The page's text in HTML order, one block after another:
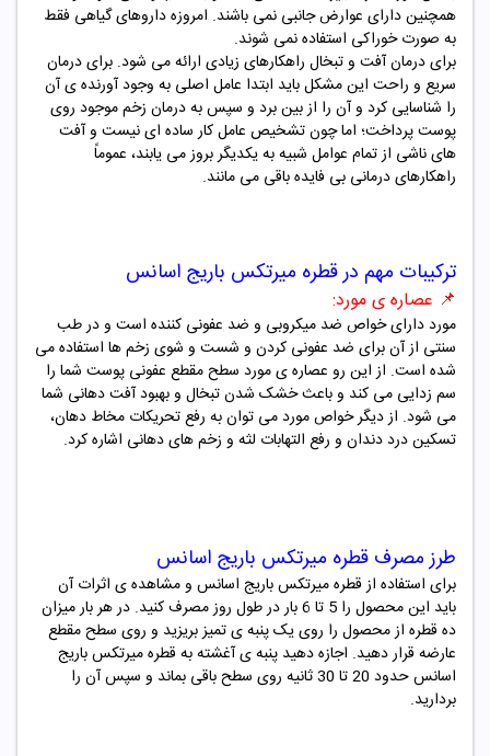
همچنین دارای عوارض جانبی نمی باشند. امروزه داروهای گیاهی فقط
به صورت خوراکی استفاده نمی شوند.
برای درمان آفت و تبخال راهکارهای زیادی ارائه می شود. برای درمان
سریع و راحت این مشکل باید ابتدا عامل اصلی به وجود آورنده ی آن
را شناسایی کرد و آن را از بین برد و سپس به درمان زخم موجود روی
پوست پرداخت؛ اما چون تشخیص عامل کار ساده ای نیست و آفت
های ناشی از تمام عوامل شبیه به یکدیگر بروز می یابند، عموماً
راهکارهای درمانی بی فایده باقی می مانند.
ترکیبات مهم در قطره میرتکس باریج اسانس
📌 عصاره ی مورد:
مورد دارای خواص ضد میکروبی و ضد عفونی کننده است و در طب
سنتی از آن برای ضد عفونی کردن و شست و شوی زخم ها استفاده می
شده است. از این رو عصاره ی مورد سطح مقطع عفونی پوست شما را
سم زدایی می کند و باعث خشک شدن تبخال و بهبود آفت دهانی شما
می شود. از دیگر خواص مورد می توان به رفع تحریکات مخاط دهان،
تسکین درد دندان و رفع التهابات لثه و زخم های دهانی اشاره کرد.
طرز مصرف قطره میرتکس باریج اسانس
برای استفاده از قطره میرتکس باریج اسانس و مشاهده ی اثرات آن
باید این محصول را 5 تا 6 بار در طول روز مصرف کنید. در هر بار میزان
ده قطره از محصول را روی یک پنبه ی تمیز بریزید و روی سطح مقطع
عارضه قرار دهید. اجازه دهید پنبه ی آغشته به قطره میرتکس باریج
اسانس حدود 20 تا 30 ثانیه روی سطح باقی بماند و سپس آن را
بردارید.